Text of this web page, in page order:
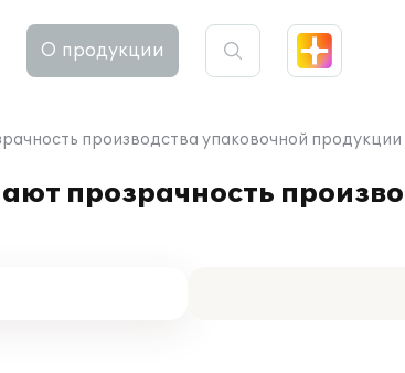
О продукции
производства упаковочной продукции
прозрачность